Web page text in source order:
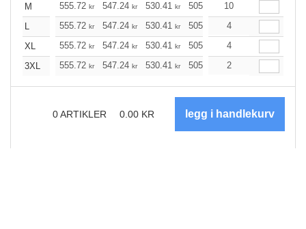
M
555.72 kr 547.24 kr 530.41 kr 505.21 479.90
10
L
555.72 kr 547.24 kr 530.41 kr 505.21
4
XL
555.72 kr 547.24 kr 530.41 kr 505.21
4
3XL
555.72 kr 547.24 kr 530.41 kr 505.21 2
0ARTIKLER 0.00 KR